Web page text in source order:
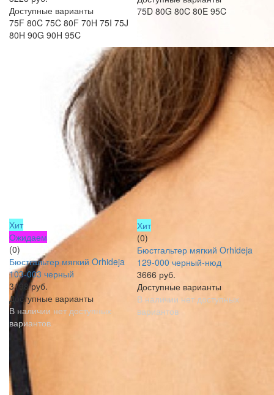
Доступные варианты
75F 80C 75C 80F 70H 75I 75J
80H 90G 90H 95C
75D 80G 80C 80E 95C
Хит
Ожидаем
(0)
Бюстгальтер мягкий Orhideja
103-003 черный
3198 руб.
Доступные варианты
В наличии нет доступных
вариантов
Хит
(0)
Бюстгальтер мягкий Orhideja
129-000 черный-нюд
3666 руб.
Доступные варианты
В наличии нет доступных
вариантов
ПОКАЗАТЬ БОЛЬШЕ